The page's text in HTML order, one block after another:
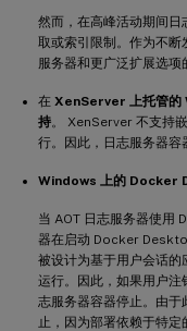
然而，在高峰活动期间日
取或索引限制。作为不
服务器和更广泛扩展选项
在 XenServer 上托管的
持。 XenServer 不支持
行。因此，日志服务器容
Windows 上的 Docker
当 AOT 日志服务器使用
器在启动 Docker
被设计为基于用户会话
运行。因此，如果用户
志服务器容器停止。由于
止，因为部署依赖于特